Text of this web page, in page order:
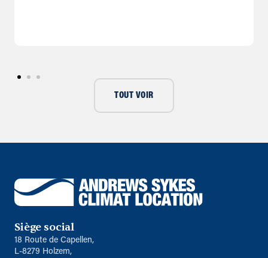
TOUT VOIR
Siège social
18 Route de Capellen,
L-8279 Holzem,